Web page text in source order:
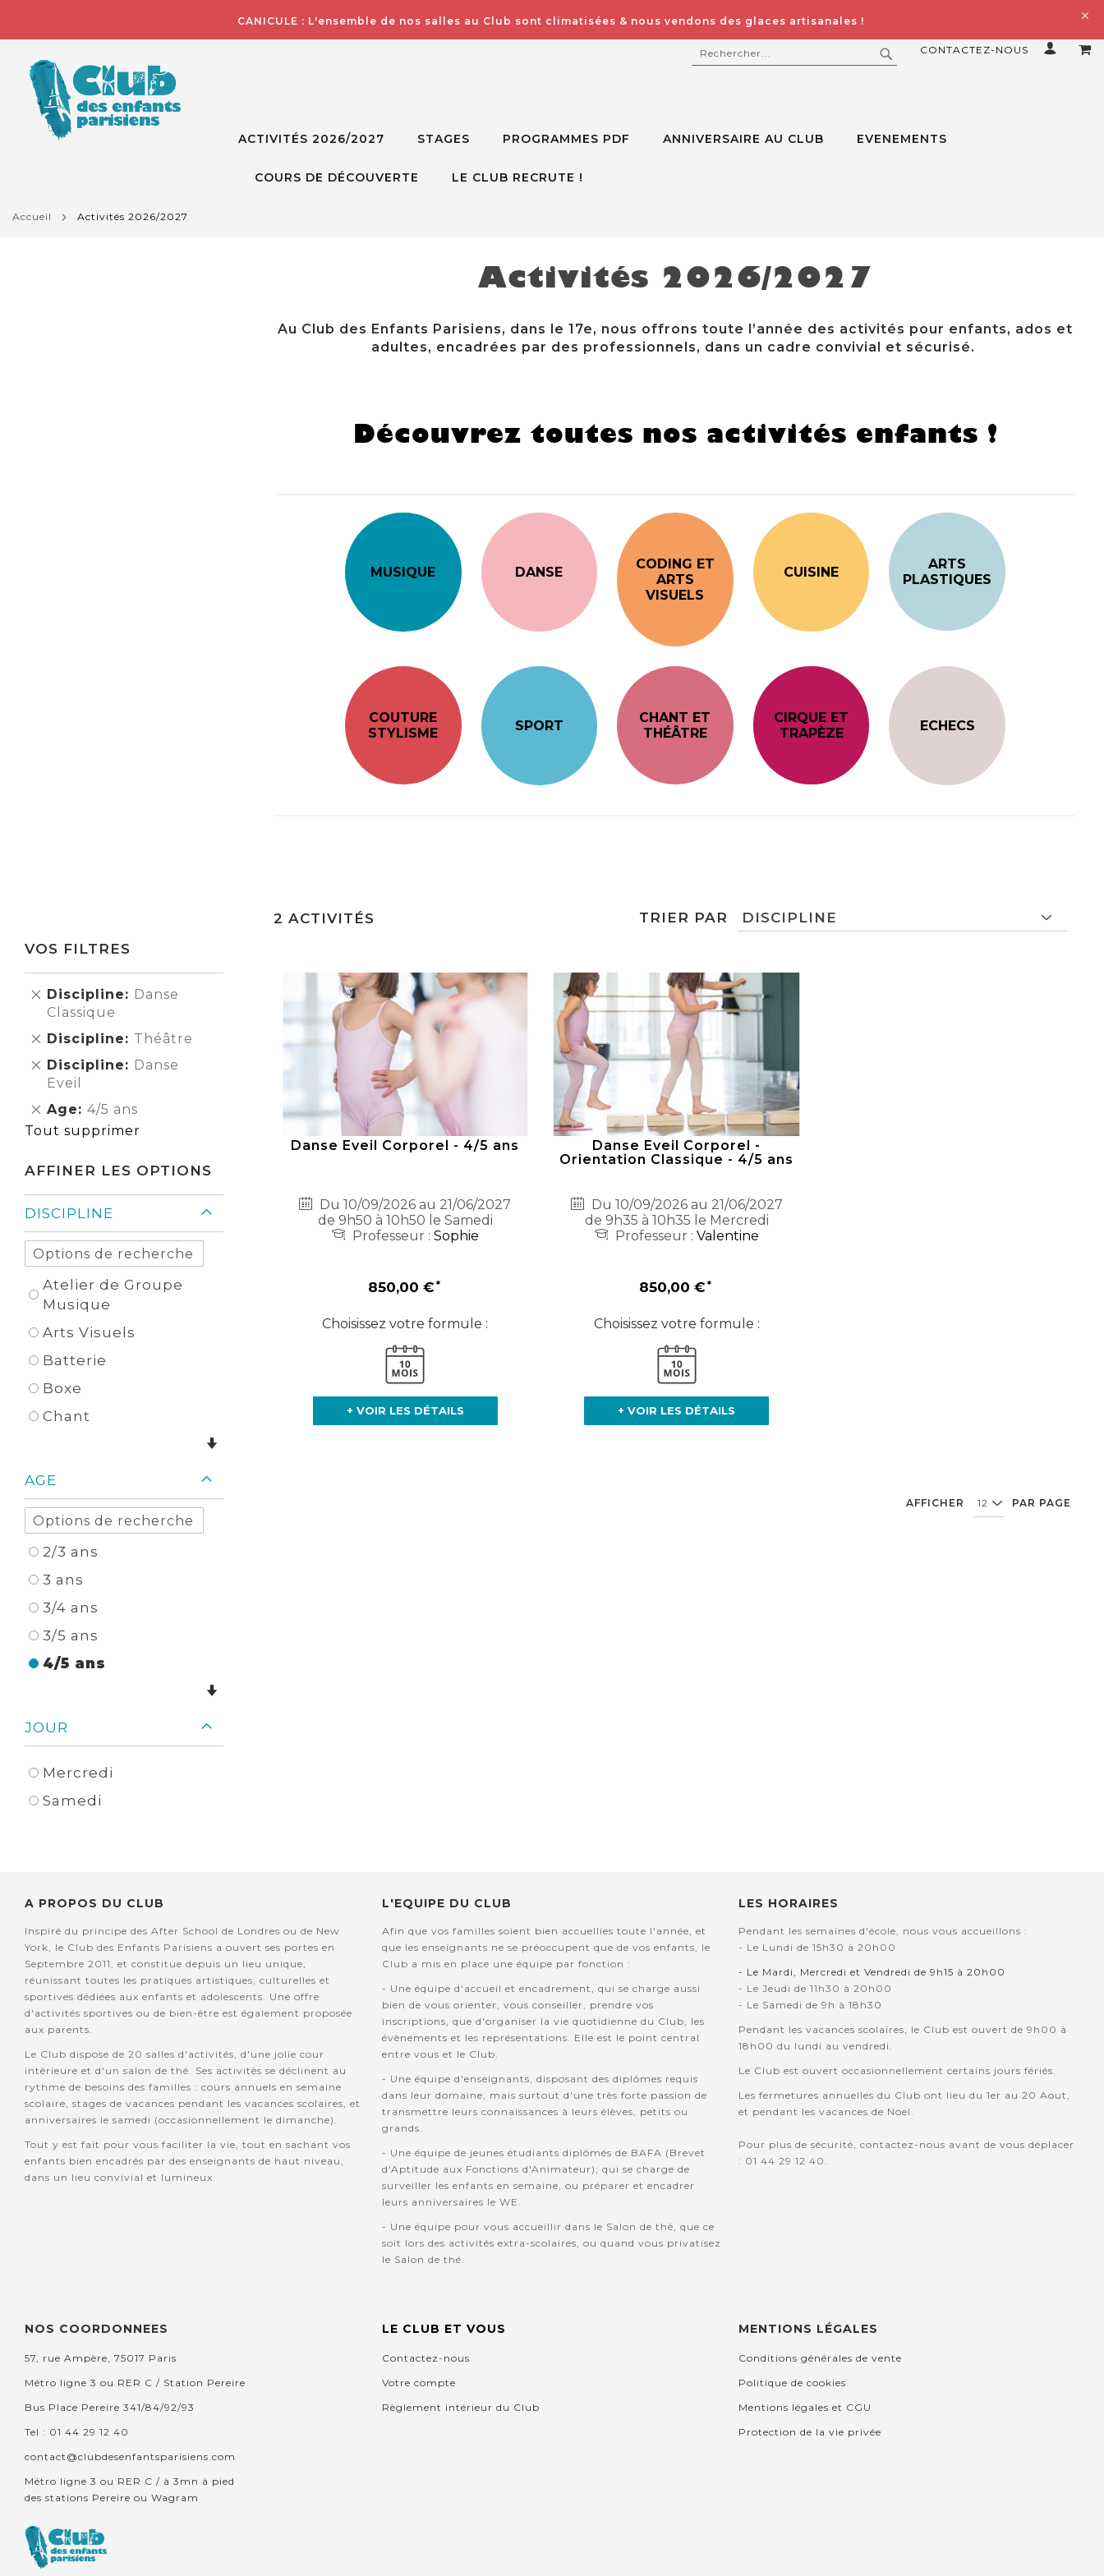
CANICULE : L'ensemble de nos salles au Club sont climatisées & nous vendons des glaces artisanales !
CONTACTEZ-NOUS
RECHERCHER
ACTIVITÉS 2026/2027 STAGES PROGRAMMES PDF ANNIVERSAIRE AU CLUB EVENEMENTS
COURS DE DÉCOUVERTE LE CLUB RECRUTE !
accueil activités 2026/2027
Activités 2026/2027
Au Club des Enfants Parisiens, dans le 17e, nous offrons toute l’année des activités pour enfants, ados et
adultes, encadrées par des professionnels, dans un cadre convivial et sécurisé.
Découvrez toutes nos activités enfants !
MUSIQUE DANSE
CODING ET
ARTS
VISUELS
CUISINE
ARTS
PLASTIQUES
COUTURE
STYLISME
SPORT
CHANT ET
THÉÂTRE
CIRQUE ET
TRAPÈZE
ECHECS
2 ACTIVITÉS TRIER PAR
Danse Eveil Corporel - 4/5 ans
Du 10/09/2026 au 21/06/2027
de 9h50 à 10h50 le Samedi
Professeur : Sophie
850,00 €
Choisissez votre formule :
+ VOIR LES DÉTAILS
Danse Eveil Corporel -
Orientation Classique - 4/5 ans
Du 10/09/2026 au 21/06/2027
de 9h35 à 10h35 le Mercredi
Professeur : Valentine
850,00 €
Choisissez votre formule :
+ VOIR LES DÉTAILS
AFFICHER PAR PAGE
VOS FILTRES
Discipline
Danse
Classique
Supprimer
cet
Élément
Discipline Théâtre
Supprimer
cet
Élément
Discipline
Danse
Eveil
Supprimer
cet
Élément
Age 4/5 ans
Supprimer
cet
Tout supprimer
AFFINER LES OPTIONS
DISCIPLINE
Atelier de Groupe
Musique
Arts Visuels
Batterie
Boxe
Chant
AGE
2/3 ans
3 ans
3/4 ans
3/5 ans
4/5 ans
JOUR
Mercredi
Samedi
A PROPOS DU CLUB
Inspiré du principe des After School de Londres ou de New
York, le Club des Enfants Parisiens a ouvert ses portes en
Septembre 2011, et constitue depuis un lieu unique,
réunissant toutes les pratiques artistiques, culturelles et
sportives dédiées aux enfants et adolescents. Une offre
d'activités sportives ou de bien-être est également proposée
aux parents.
Le Club dispose de 20 salles d'activités, d'une jolie cour
intérieure et d'un salon de thé. Ses activités se déclinent au
rythme de besoins des familles : cours annuels en semaine
scolaire, stages de vacances pendant les vacances scolaires, et
anniversaires le samedi (occasionnellement le dimanche).
Tout y est fait pour vous faciliter la vie, tout en sachant vos
enfants bien encadrés par des enseignants de haut niveau,
dans un lieu convivial et lumineux.
L'EQUIPE DU CLUB
Afin que vos familles soient bien accuellies toute l'année, et
que les enseignants ne se préoccupent que de vos enfants, le
Club a mis en place une équipe par fonction :
- Une équipe d'accueil et encadrement, qui se charge aussi
bien de vous orienter, vous conseiller, prendre vos
inscriptions, que d'organiser la vie quotidienne du Club, les
évènements et les représentations. Elle est le point central
entre vous et le Club.
- Une équipe d'enseignants, disposant des diplômes requis
dans leur domaine, mais surtout d'une très forte passion de
transmettre leurs connaissances à leurs élèves, petits ou
grands.
- Une équipe de jeunes étudiants diplômés de BAFA (Brevet
d'Aptitude aux Fonctions d'Animateur); qui se charge de
surveiller les enfants en semaine, ou préparer et encadrer
leurs anniversaires le WE.
- Une équipe pour vous accueillir dans le Salon de thé, que ce
soit lors des activités extra-scolaires, ou quand vous privatisez
le Salon de thé.
LES HORAIRES
Pendant les semaines d'école, nous vous accueillons :
- Le Lundi de 15h30 à 20h00
- Le Mardi, Mercredi et Vendredi de 9h15 à 20h00
- Le Jeudi de 11h30 à 20h00
- Le Samedi de 9h à 18h30
Pendant les vacances scolaires, le Club est ouvert de 9h00 à
18h00 du lundi au vendredi.
Le Club est ouvert occasionnellement certains jours fériés.
Les fermetures annuelles du Club ont lieu du 1er au 20 Aout,
et pendant les vacances de Noel.
Pour plus de sécurité, contactez-nous avant de vous déplacer
: 01 44 29 12 40.
NOS COORDONNEES
57, rue Ampère, 75017 Paris
Métro ligne 3 ou RER C / Station Pereire
Bus Place Pereire 341/84/92/93
Tel : 01 44 29 12 40
contact@clubdesenfantsparisiens.com
Métro ligne 3 ou RER C / à 3mn à pied
des stations Pereire ou Wagram
LE CLUB ET VOUS
Contactez-nous
Votre compte
Règlement intérieur du Club
MENTIONS LÉGALES
Conditions générales de vente
Politique de cookies
Mentions légales et CGU
Protection de la vie privée